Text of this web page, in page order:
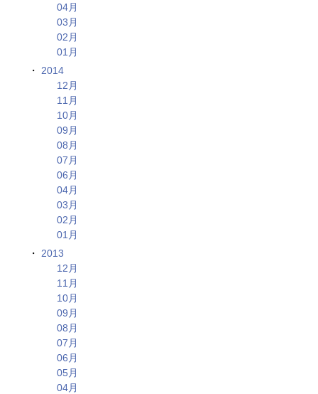
04月
03月
02月
01月
2014
12月
11月
10月
09月
08月
07月
06月
04月
03月
02月
01月
2013
12月
11月
10月
09月
08月
07月
06月
05月
04月